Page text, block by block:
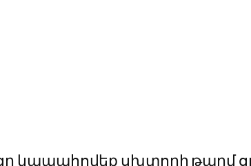
կապահովեք սխտորի թարմ